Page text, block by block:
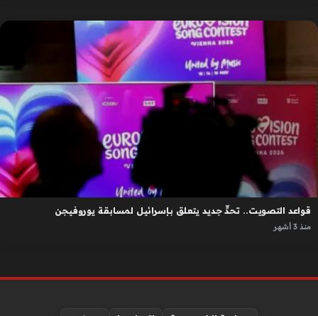
قواعد التصويت.. تحدٍّ جديد يتعلق بإسرائيل لمسابقة يوروفيجن
منذ 3 أشهر